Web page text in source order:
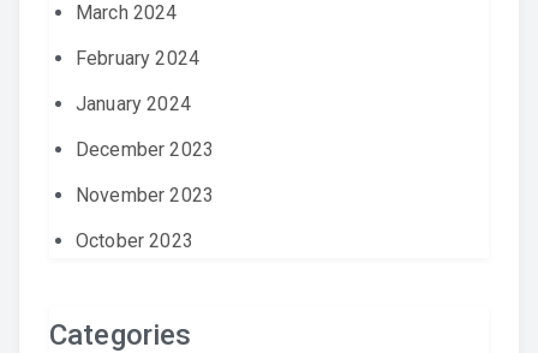
March 2024
February 2024
January 2024
December 2023
November 2023
October 2023
Categories